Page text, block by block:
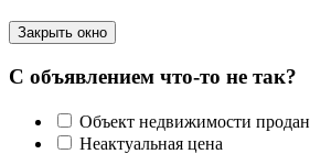
Закрыть окно
С объявлением что-то не так?
Объект недвижимости продан
Неактуальная цена